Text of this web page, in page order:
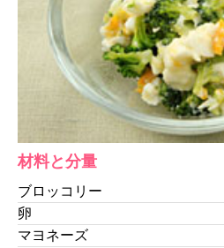
材料と分量
ブロッコリー
卵
マヨネーズ